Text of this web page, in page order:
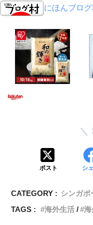
にほんブロ
ポスト シ
CATEGORY : シンガポ
TAGS :
海外生活